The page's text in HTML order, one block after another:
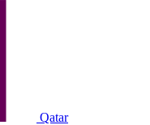
Qatar